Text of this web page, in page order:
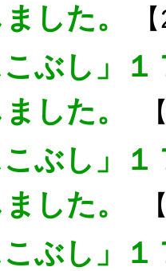
した。
ぶし」１
した。
ぶし」１
した。
ぶし」１